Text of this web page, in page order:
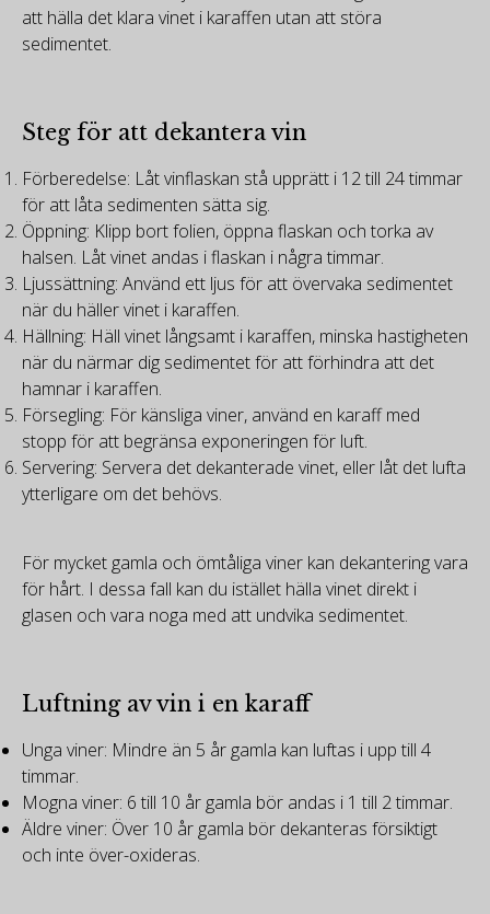
att hälla det klara vinet i karaffen utan att störa
sedimentet.
Steg för att dekantera vin
Förberedelse: Låt vinflaskan stå upprätt i 12 till 24 timmar
för att låta sedimenten sätta sig.
Öppning: Klipp bort folien, öppna flaskan och torka av
halsen. Låt vinet andas i flaskan i några timmar.
Ljussättning: Använd ett ljus för att övervaka sedimentet
när du häller vinet i karaffen.
Hällning: Häll vinet långsamt i karaffen, minska hastigheten
när du närmar dig sedimentet för att förhindra att det
hamnar i karaffen.
Försegling: För känsliga viner, använd en karaff med
stopp för att begränsa exponeringen för luft.
Servering: Servera det dekanterade vinet, eller låt det lufta
ytterligare om det behövs.
För mycket gamla och ömtåliga viner kan dekantering vara
för hårt. I dessa fall kan du istället hälla vinet direkt i
glasen och vara noga med att undvika sedimentet.
Luftning av vin i en karaff
Unga viner: Mindre än 5 år gamla kan luftas i upp till 4
timmar.
Mogna viner: 6 till 10 år gamla bör andas i 1 till 2 timmar.
Äldre viner: Över 10 år gamla bör dekanteras försiktigt
och inte över-oxideras.